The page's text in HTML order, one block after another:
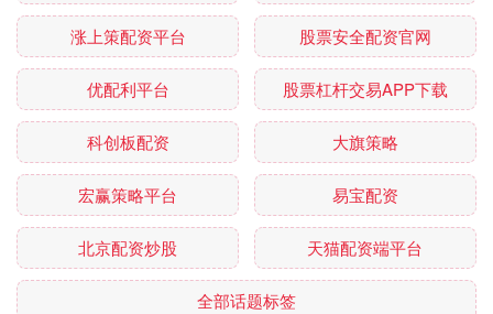
涨上策配资平台 股票安全配资官网
优配利平台 股票杠杆交易APP下载
科创板配资 大旗策略
宏赢策略平台 易宝配资
北京配资炒股 天猫配资端平台
全部话题标签